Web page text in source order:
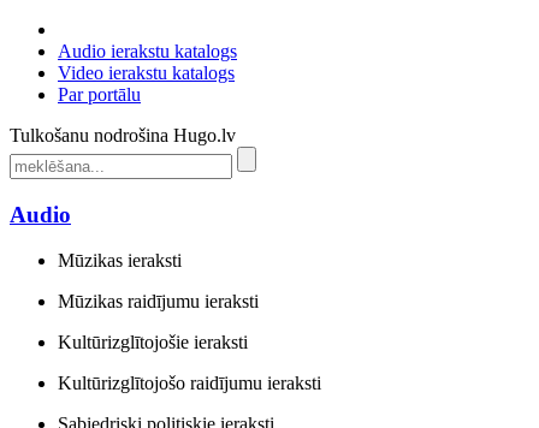
Audio ierakstu katalogs
Video ierakstu katalogs
Par portālu
Tulkošanu nodrošina Hugo.lv
Audio
Mūzikas ieraksti
Mūzikas raidījumu ieraksti
Kultūrizglītojošie ieraksti
Kultūrizglītojošo raidījumu ieraksti